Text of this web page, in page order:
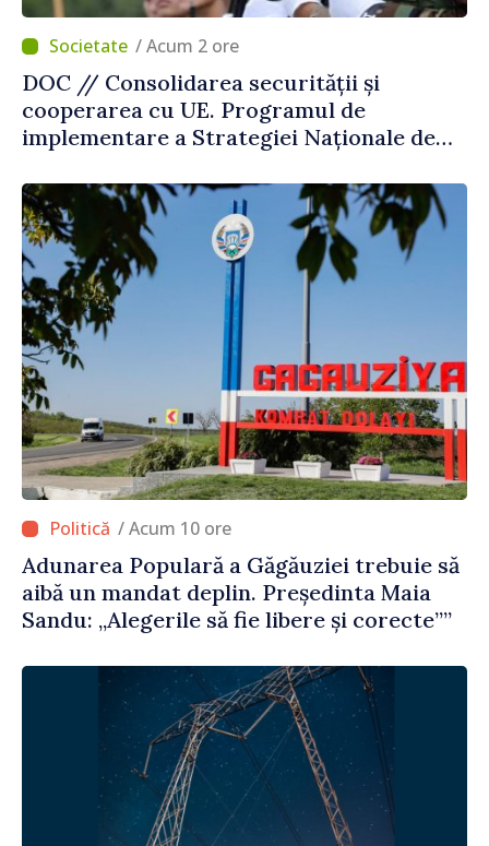
/ Acum 2 ore
DOC // Consolidarea securității și
cooperarea cu UE. Programul de
implementare a Strategiei Naționale de
publicat în Monitorul Oficial
/ Acum 10 ore
Adunarea Populară a Găgăuziei trebuie să
aibă un mandat deplin. Președinta Maia
Sandu: „Alegerile să fie libere și corecte””